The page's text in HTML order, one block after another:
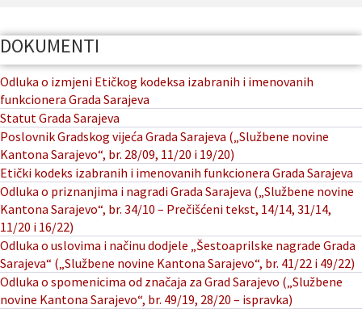
DOKUMENTI
Odluka o izmjeni Etičkog kodeksa izabranih i imenovanih
funkcionera Grada Sarajeva
Statut Grada Sarajeva
Poslovnik Gradskog vijeća Grada Sarajeva („Službene novine
Kantona Sarajevo“, br. 28/09, 11/20 i 19/20)
Etički kodeks izabranih i imenovanih funkcionera Grada Sarajeva
Odluka o priznanjima i nagradi Grada Sarajeva („Službene novine
Kantona Sarajevo“, br. 34/10 – Prečišćeni tekst, 14/14, 31/14,
11/20 i 16/22)
Odluka o uslovima i načinu dodjele „Šestoaprilske nagrade Grada
Sarajeva“ („Službene novine Kantona Sarajevo“, br. 41/22 i 49/22)
Odluka o spomenicima od značaja za Grad Sarajevo („Službene
novine Kantona Sarajevo“, br. 49/19, 28/20 – ispravka)